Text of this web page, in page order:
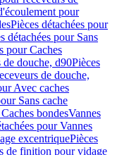
pour
Pièces détachées pour
détachées pour Sans
pour Caches
de douche, d90Pièces
de douche,
Avec caches
Sans cache
bondesVannes
pour Vannes
excentriquePièces
de finition pour vidage